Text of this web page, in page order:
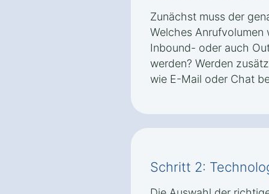
Zunächst muss der
Welches Anrufvolumen
Inbound- oder auch
werden? Werden
wie E-Mail oder Chat
Schritt 2: